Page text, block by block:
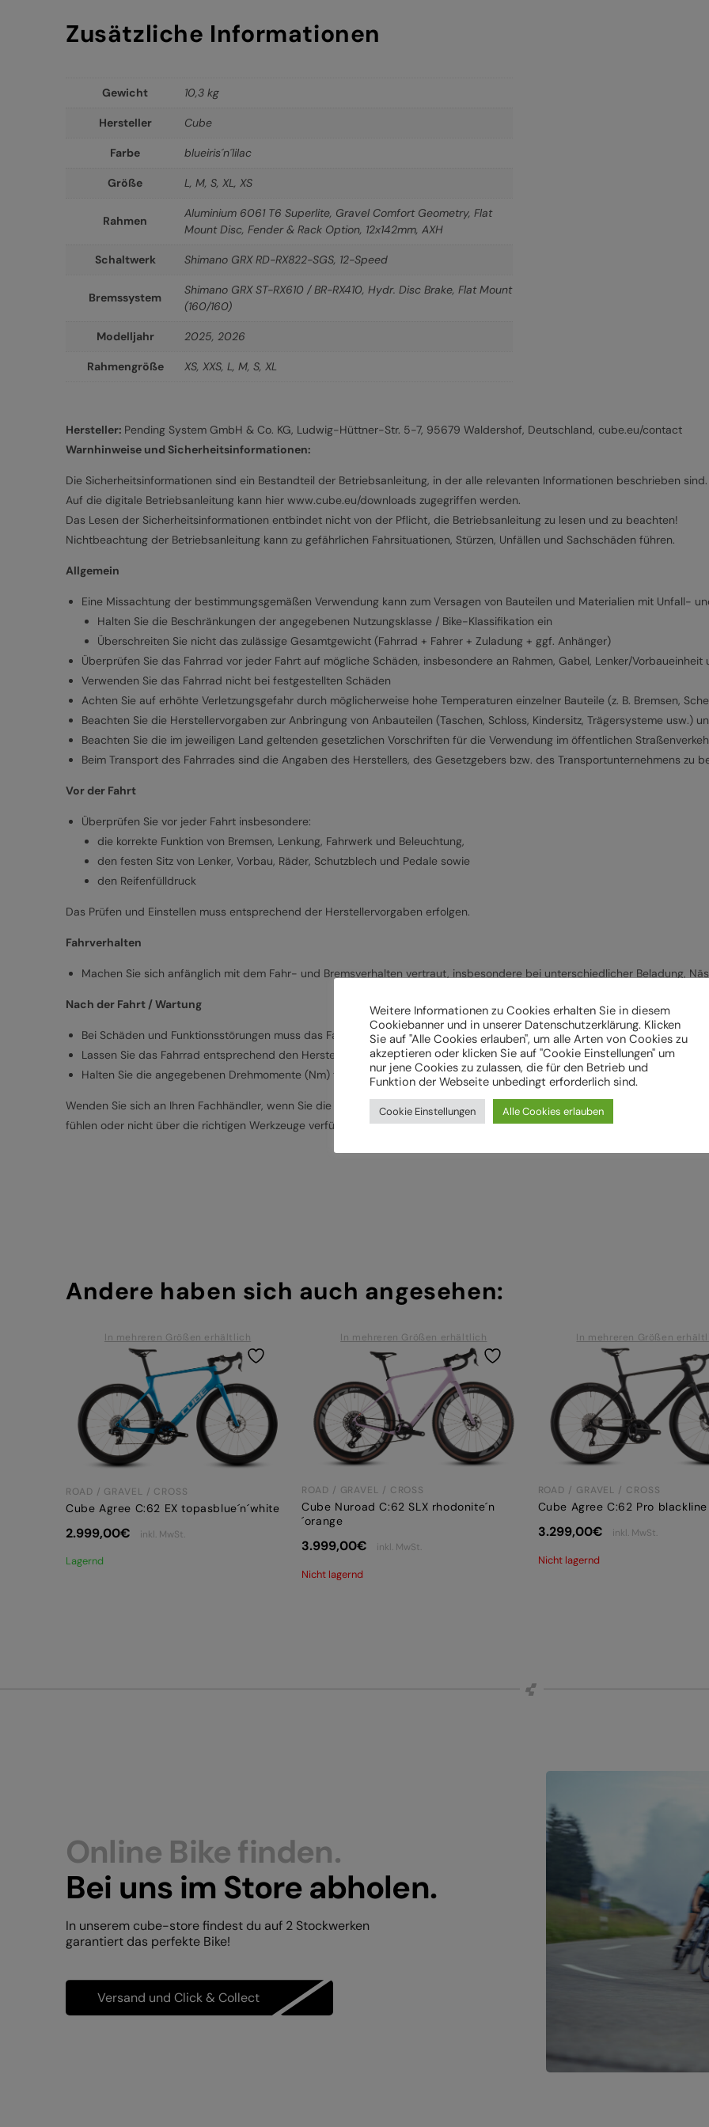
Zusätzliche Informationen
Gewicht 10,3 kg
Hersteller Cube
Farbe blueiris´n´lilac
Größe L, M, S, XL, XS
Rahmen
Aluminium 6061 T6 Superlite, Gravel Comfort Geometry, Flat
Mount Disc, Fender & Rack Option, 12x142mm, AXH
Schaltwerk Shimano GRX RD-RX822-SGS, 12-Speed
Bremssystem
Shimano GRX ST-RX610 / BR-RX410, Hydr. Disc Brake, Flat Mount
(160/160)
Modelljahr 2025, 2026
Rahmengröße XS, XXS, L, M, S, XL
Hersteller: Pending System GmbH & Co. KG, Ludwig-Hüttner-Str. 5-7, 95679 Waldershof, Deutschland, cube.eu/contact
Warnhinweise und Sicherheitsinformationen:
Die Sicherheitsinformationen sind ein Bestandteil der Betriebsanleitung, in der alle relevanten Informationen beschrieben sind.
Auf die digitale Betriebsanleitung kann hier www.cube.eu/downloads zugegriffen werden.
Das Lesen der Sicherheitsinformationen entbindet nicht von der Pflicht, die Betriebsanleitung zu lesen und zu beachten!
Nichtbeachtung der Betriebsanleitung kann zu gefährlichen Fahrsituationen, Stürzen, Unfällen und Sachschäden führen.
Allgemein
Eine Missachtung der bestimmungsgemäßen Verwendung kann zum Versagen von Bauteilen und Materialien mit Unfall-
Halten Sie die Beschränkungen der angegebenen Nutzungsklasse / Bike-Klassifikation ein
Überschreiten Sie nicht das zulässige Gesamtgewicht (Fahrrad + Fahrer + Zuladung + ggf. Anhänger)
Überprüfen Sie das Fahrrad vor jeder Fahrt auf mögliche Schäden, insbesondere an Rahmen, Gabel, Lenker/Vorbaueinheit
Verwenden Sie das Fahrrad nicht bei festgestellten Schäden
Achten Sie auf erhöhte Verletzungsgefahr durch möglicherweise hohe Temperaturen einzelner Bauteile (z. B. Bremsen,
Beachten Sie die Herstellervorgaben zur Anbringung von Anbauteilen (Taschen, Schloss, Kindersitz, Trägersysteme usw.)
Beachten Sie die im jeweiligen Land geltenden gesetzlichen Vorschriften für die Verwendung im öffentlichen
Beim Transport des Fahrrades sind die Angaben des Herstellers, des Gesetzgebers bzw. des Transportunternehmens zu
Vor der Fahrt
Überprüfen Sie vor jeder Fahrt insbesondere:
die korrekte Funktion von Bremsen, Lenkung, Fahrwerk und Beleuchtung,
den festen Sitz von Lenker, Vorbau, Räder, Schutzblech und Pedale sowie
den Reifenfülldruck
Das Prüfen und Einstellen muss entsprechend der Herstellervorgaben erfolgen.
Fahrverhalten
Machen Sie sich anfänglich mit dem Fahr- und Bremsverhalten vertraut, insbesondere bei unterschiedlicher Beladung,
Nach der Fahrt / Wartung
Bei Schäden und Funktionsstörungen muss das Fahrrad vor der weiteren Verwendung durch einen Fachbetrieb überprüft
Lassen Sie das Fahrrad entsprechend den Herstellervorgaben regelmäßig von einem Fachbetrieb überprüfen und
Halten Sie die angegebenen Drehmomente (Nm) für die Montage von Bauteilen ein
Wenden Sie sich an Ihren Fachhändler, wenn Sie die beschriebenen Arbeiten an Ihrem Fahrrad (z. B. Einstellungen
fühlen oder nicht über die richtigen Werkzeuge verfügen.
Andere haben sich auch angesehen:
In mehreren Größen erhältlich
ROAD / GRAVEL / CROSS
Cube Agree C:62 EX topasblue´n´white
2.999,00€ inkl. MwSt.
Lagernd
In mehreren Größen erhältlich
ROAD / GRAVEL / CROSS
Cube Nuroad C:62 SLX rhodonite´n
´orange
3.999,00€ inkl. MwSt.
Nicht lagernd
In mehreren Größen
ROAD / GRAVEL / CROSS
Cube Agree C:62 Pro blackline
3.299,00€ inkl. MwSt.
Nicht lagernd
Online Bike finden.
Bei uns im Store abholen.
In unserem cube-store findest du auf 2 Stockwerken
garantiert das perfekte Bike!
Versand und Click & Collect
Weitere Informationen zu Cookies erhalten Sie in diesem
Cookiebanner und in unserer Datenschutzerklärung. Klicken
Sie auf "Alle Cookies erlauben", um alle Arten von Cookies zu
akzeptieren oder klicken Sie auf "Cookie Einstellungen" um
nur jene Cookies zu zulassen, die für den Betrieb und
Funktion der Webseite unbedingt erforderlich sind.
Cookie Einstellungen Alle Cookies erlauben